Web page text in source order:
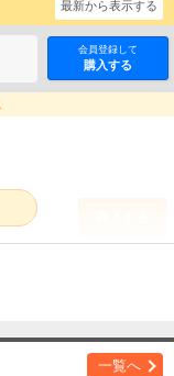
会員登録して
購入する
最新から表示する
購入する
一覧へ